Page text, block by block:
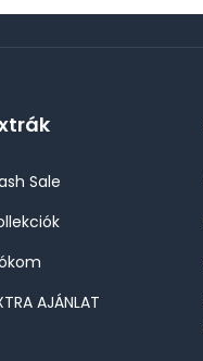
Sale
AJÁNLAT